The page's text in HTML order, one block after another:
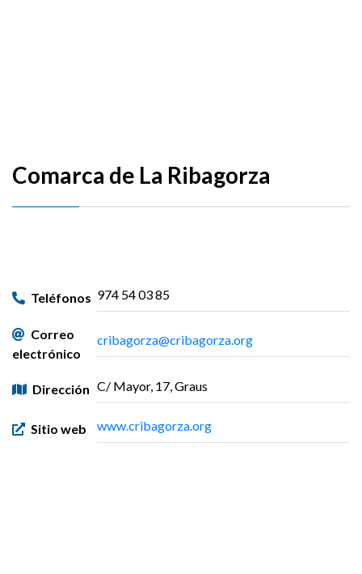
Comarca de La Ribagorza
Teléfonos 974 54 03 85
Correo
electrónico
cribagorza@cribagorza.org
Dirección C/ Mayor, 17, Graus
Sitio web www.cribagorza.org